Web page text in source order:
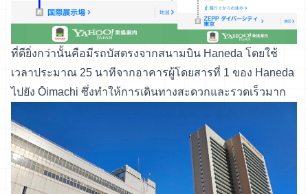
ที่ดียิ่งกว่านั้นคือมีรถบัสตรงจากสนามบิน Haneda โดยใช้
เวลาประมาณ 25 นาทีจากอาคารผู้โดยสารที่ 1 ของ Haneda
ไปยัง Ōimachi ซึ่งทำให้การเดินทางสะดวกและรวดเร็วมาก